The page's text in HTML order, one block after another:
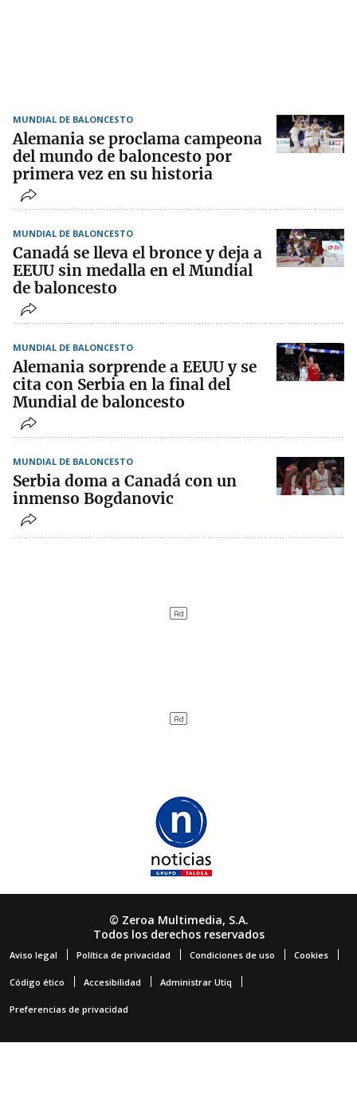
MUNDIAL DE BALONCESTO
Alemania se proclama campeona
del mundo de baloncesto por
primera vez en su historia
MUNDIAL DE BALONCESTO
Canadá se lleva el bronce y deja a
EEUU sin medalla en el Mundial
de baloncesto
MUNDIAL DE BALONCESTO
Alemania sorprende a EEUU y se
cita con Serbia en la final del
Mundial de baloncesto
MUNDIAL DE BALONCESTO
Serbia doma a Canadá con un
inmenso Bogdanovic
© Zeroa Multimedia, S.A.
Todos los derechos reservados
Aviso legal Política de privacidad Condiciones de uso Cookies
Código ético Accesibilidad Administrar Utiq
Preferencias de privacidad